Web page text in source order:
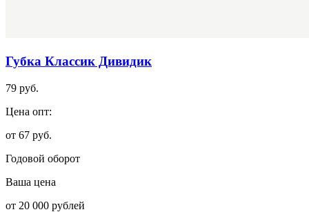
Губка Классик Дивидик
79 руб.
Цена опт:
от 67 руб.
Годовой оборот
Ваша цена
от 20 000 рублей